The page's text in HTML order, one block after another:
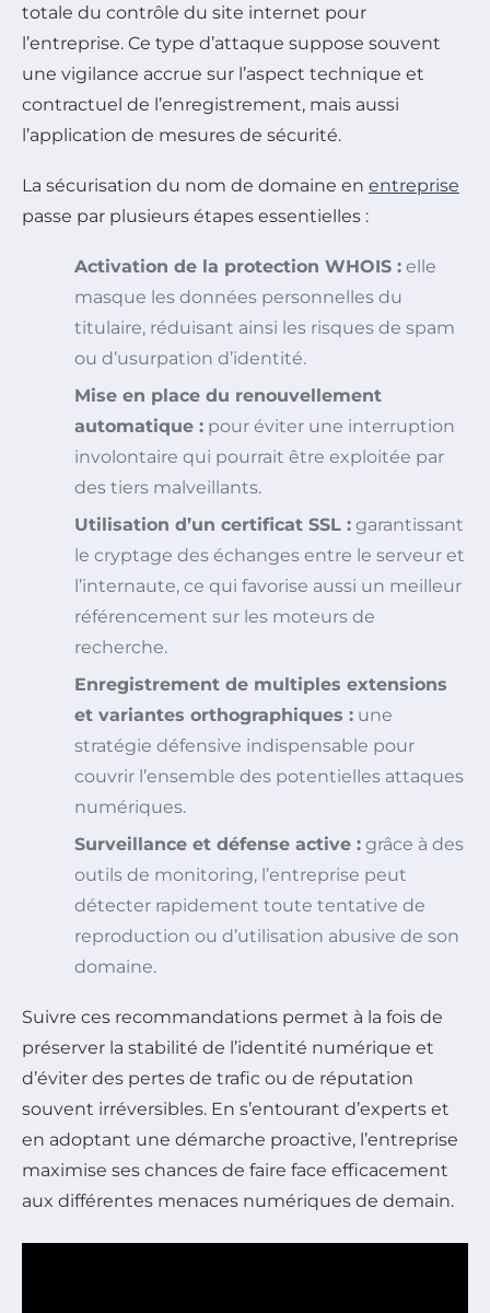
totale du contrôle du site internet pour
l’entreprise. Ce type d’attaque suppose souvent
une vigilance accrue sur l’aspect technique et
contractuel de l’enregistrement, mais aussi
l’application de mesures de sécurité.
La sécurisation du nom de domaine en entreprise
passe par plusieurs étapes essentielles :
Activation de la protection WHOIS : elle
masque les données personnelles du
titulaire, réduisant ainsi les risques de spam
ou d’usurpation d’identité.
Mise en place du renouvellement
automatique : pour éviter une interruption
involontaire qui pourrait être exploitée par
des tiers malveillants.
Utilisation d’un certificat SSL : garantissant
le cryptage des échanges entre le serveur et
l’internaute, ce qui favorise aussi un meilleur
référencement sur les moteurs de
recherche.
Enregistrement de multiples extensions
et variantes orthographiques : une
stratégie défensive indispensable pour
couvrir l’ensemble des potentielles attaques
numériques.
Surveillance et défense active : grâce à des
outils de monitoring, l’entreprise peut
détecter rapidement toute tentative de
reproduction ou d’utilisation abusive de son
domaine.
Suivre ces recommandations permet à la fois de
préserver la stabilité de l’identité numérique et
d’éviter des pertes de trafic ou de réputation
souvent irréversibles. En s’entourant d’experts et
en adoptant une démarche proactive, l’entreprise
maximise ses chances de faire face efficacement
aux différentes menaces numériques de demain.